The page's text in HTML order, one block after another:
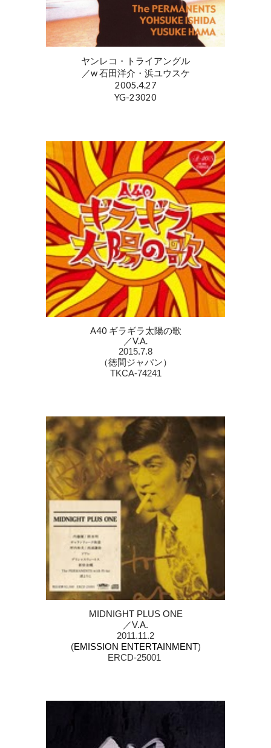
ヤンレコ・トライアングル
／w 石田洋介・浜ユウスケ
2005.4.27
YG-23020
A40 ギラギラ太陽の歌
／V.A.
2015.7.8
（徳間ジャパン）
TKCA-74241
MIDNIGHT PLUS ONE
／V.A.
2011.11.2
(EMISSION ENTERTAINMENT)
ERCD-25001